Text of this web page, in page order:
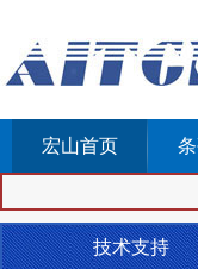
宏山首页
技术支持